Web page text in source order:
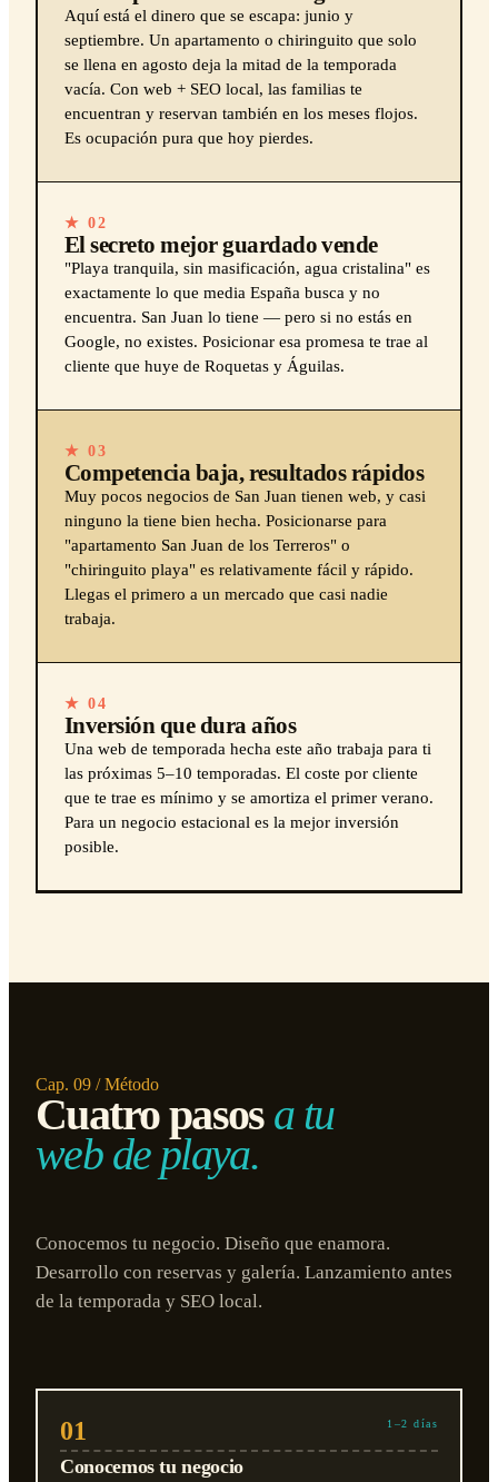
Aquí está el dinero que se escapa: junio y
septiembre. Un apartamento o chiringuito que solo
se llena en agosto deja la mitad de la temporada
vacía. Con web + SEO local, las familias te
encuentran y reservan también en los meses flojos.
Es ocupación pura que hoy pierdes.
★ 02
El secreto mejor guardado vende
"Playa tranquila, sin masificación, agua cristalina" es
exactamente lo que media España busca y no
encuentra. San Juan lo tiene — pero si no estás en
Google, no existes. Posicionar esa promesa te trae al
cliente que huye de Roquetas y Águilas.
★ 03
Competencia baja, resultados rápidos
Muy pocos negocios de San Juan tienen web, y casi
ninguno la tiene bien hecha. Posicionarse para
"apartamento San Juan de los Terreros" o
"chiringuito playa" es relativamente fácil y rápido.
Llegas el primero a un mercado que casi nadie
trabaja.
★ 04
Inversión que dura años
Una web de temporada hecha este año trabaja para ti
las próximas 5–10 temporadas. El coste por cliente
que te trae es mínimo y se amortiza el primer verano.
Para un negocio estacional es la mejor inversión
posible.
Cap. 09 / Método
Cuatro pasos a tu
web de playa.
Conocemos tu negocio. Diseño que enamora.
Desarrollo con reservas y galería. Lanzamiento antes
de la temporada y SEO local.
01 1–2 días
Conocemos tu negocio